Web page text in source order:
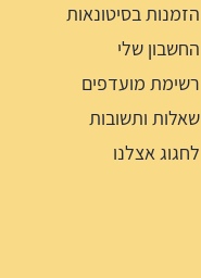
הזמנות בסיטונאות
החשבון שלי
רשימת מועדפים
שאלות ותשובות
לחגוג אצלנו